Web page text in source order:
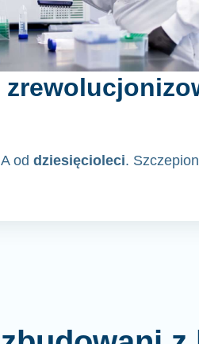
od dziesięcioleci.